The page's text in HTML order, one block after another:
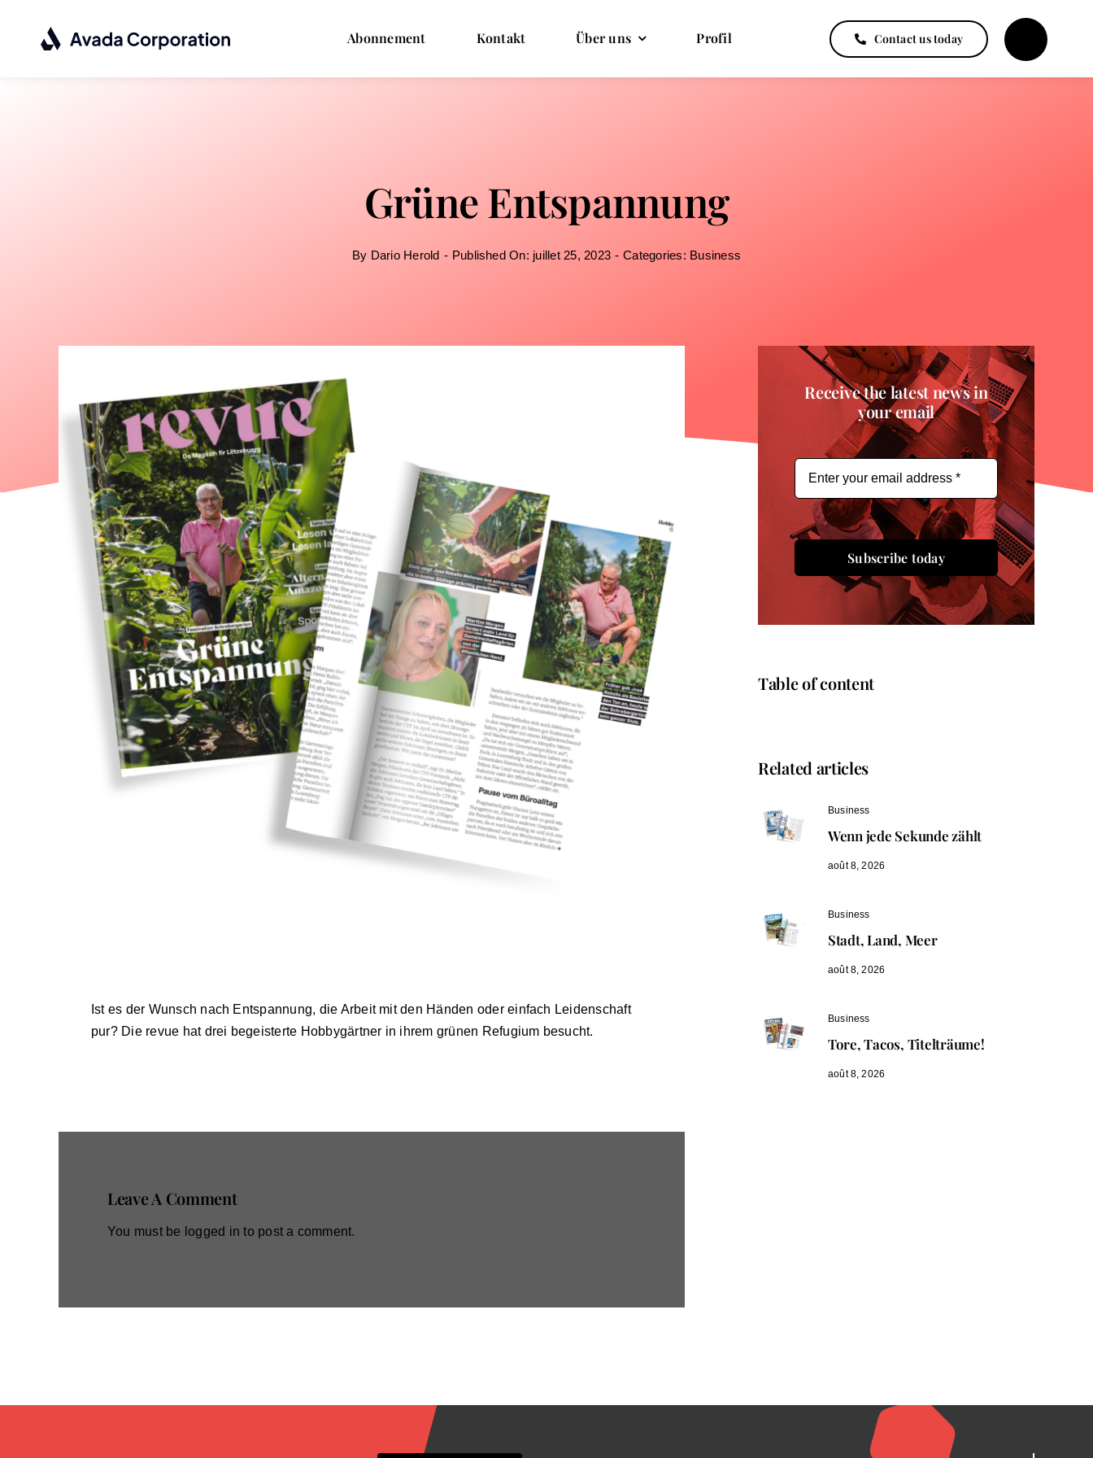
contenu
Abonnement Kontakt Über uns Profil Contact us today
Grüne Entspannung
By Dario Herold - Published On: juillet 25, 2023 - Categories: Business
Ist es der Wunsch nach Entspannung, die Arbeit mit den Händen oder einfach Leidenschaft
pur? Die revue hat drei begeisterte Hobbygärtner in ihrem grünen Refugium besucht.
Leave A Comment
You must be logged in to post a comment.
Receive the latest news in
your email
Subscribe today
Table of content
Related articles
Business
Wenn jede Sekunde zählt
août 8, 2026
Business
Stadt, Land, Meer
août 8, 2026
Business
Tore, Tacos, Titelträume!
août 8, 2026